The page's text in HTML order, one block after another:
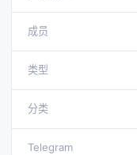
成员
类型
分类
Telegram